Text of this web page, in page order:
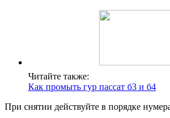
Читайте также:
Как промыть гур пассат б3 и б4
При снятии действуйте в порядке